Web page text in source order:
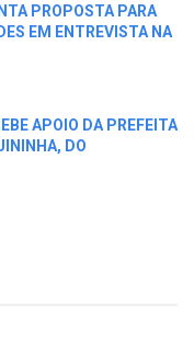
PROPOSTA PARA
EM ENTREVISTA NA
APOIO DA PREFEITA
DO